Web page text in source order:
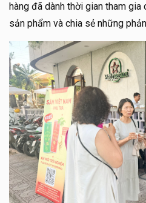
hàng đã dành thời gian tham
sản phẩm và chia sẻ những